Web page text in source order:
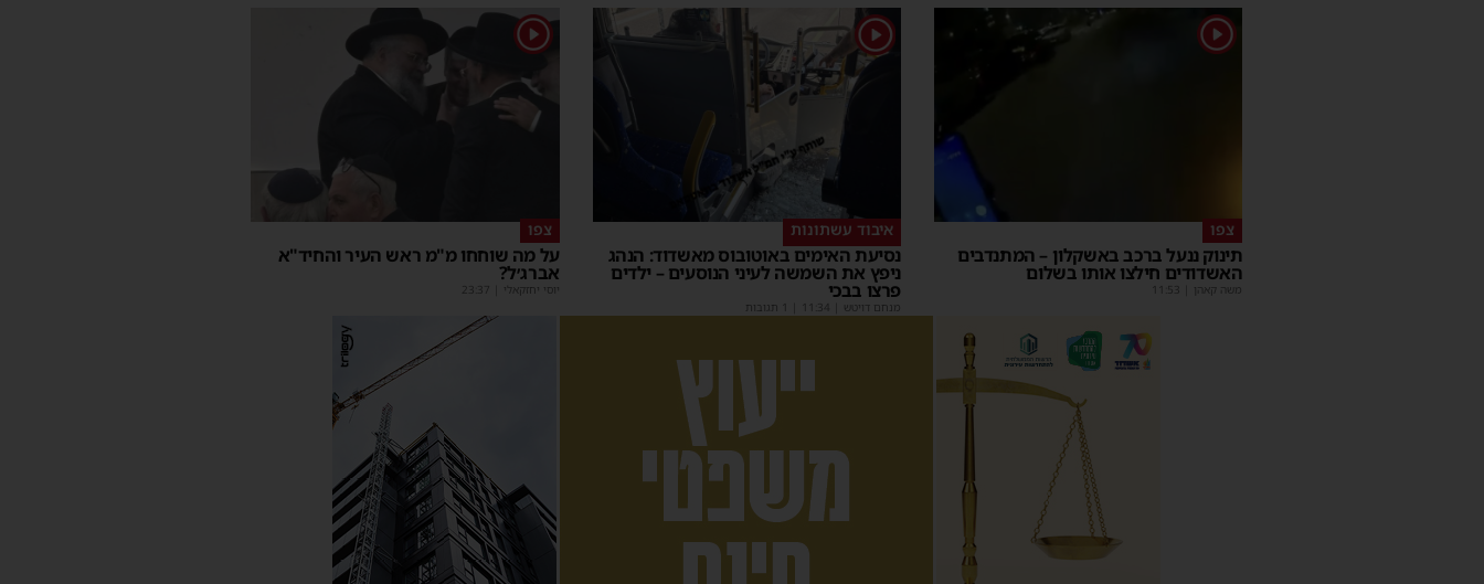
1
צפו
תינוק ננעל ברכב באשקלון – המתנדבים
האשדודים חילצו אותו בשלום
משה קאהן 11:53
1
איבוד עשתונות
נסיעת האימים באוטובוס מאשדוד: הנהג
ניפץ את השמשה לעיני הנוסעים – ילדים
פרצו בבכי
מנחם דויטש 11:34
1
צפו
על מה שוחחו מ"מ ראש העיר והחיד"א
אברג׳ל?
יוסי יחזקאלי 23:37